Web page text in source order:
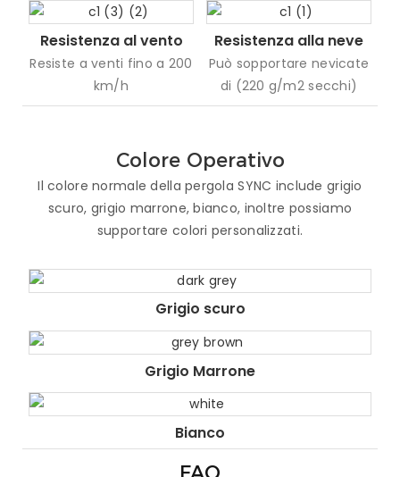
Resistenza al vento
Resiste a venti fino a 200
km/h
Resistenza alla neve
Può sopportare nevicate
di (220 g/m2 secchi)
Colore Operativo
Il colore normale della pergola SYNC include grigio
scuro, grigio marrone, bianco, inoltre possiamo
supportare colori personalizzati.
Grigio scuro
Grigio Marrone
Bianco